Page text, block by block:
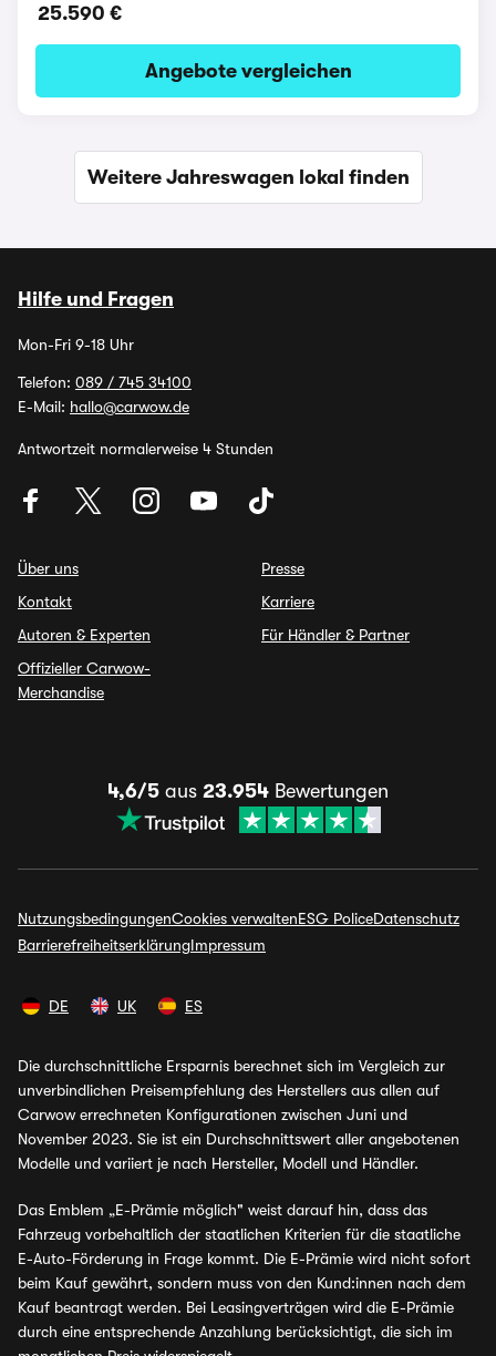
25.590 €
Angebote vergleichen
Weitere Jahreswagen lokal finden
Hilfe und Fragen
Mon-Fri 9-18 Uhr
Telefon: 089 / 745 34100
E-Mail: hallo@carwow.de
Antwortzeit normalerweise 4 Stunden
Über uns
Kontakt
Autoren & Experten
Offizieller Carwow-
Merchandise
Presse
Karriere
Für Händler & Partner
4,6/5 aus 23.954 Bewertungen
NutzungsbedingungenCookies verwaltenESG PoliceDatenschutz
BarrierefreiheitserklärungImpressum
DE UK ES
Die durchschnittliche Ersparnis berechnet sich im Vergleich zur
unverbindlichen Preisempfehlung des Herstellers aus allen auf
Carwow errechneten Konfigurationen zwischen Juni und
November 2023. Sie ist ein Durchschnittswert aller angebotenen
Modelle und variiert je nach Hersteller, Modell und Händler.
Das Emblem „E-Prämie möglich" weist darauf hin, dass das
Fahrzeug vorbehaltlich der staatlichen Kriterien für die staatliche
E-Auto-Förderung in Frage kommt. Die E-Prämie wird nicht sofort
beim Kauf gewährt, sondern muss von den Kund:innen nach dem
Kauf beantragt werden. Bei Leasingverträgen wird die E-Prämie
durch eine entsprechende Anzahlung berücksichtigt, die sich im